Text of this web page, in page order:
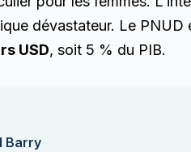
dévastateur. Le
USD, soit 5 % du PIB.
Barry